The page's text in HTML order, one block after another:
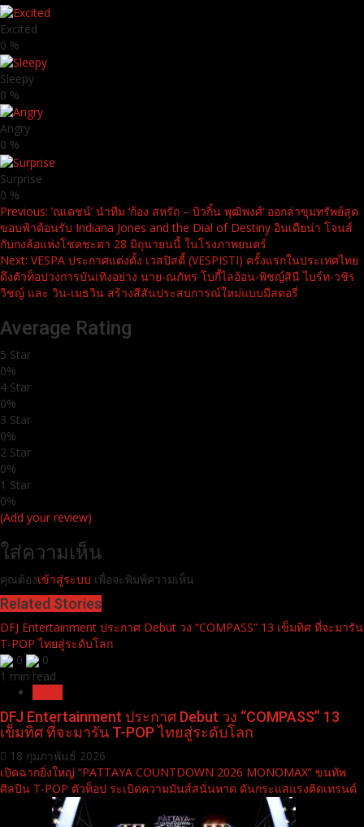
Excited
0 %
Sleepy
0 %
Angry
0 %
Surprise
0 %
Continue
Reading
Previous: ‘ณเดชน์’ นำทีม ‘ก้อง สหรัถ – บิวกิ้น พุฒิพงศ์’ ออกล่าขุมทรัพย์สุด
ขอบฟ้าต้อนรับ Indiana Jones and the Dial of Destiny อินเดียน่า โจนส์
กับกงล้อแห่งโชคชะตา 28 มิถุนายนนี้ ในโรงภาพยนตร์
Next: VESPA ประกาศแต่งตั้ง เวสปิสตี้ (VESPISTI) ครั้งแรกในประเทศไทย
ดึงตัวท็อปวงการบันเทิงอย่าง นาย-ณภัทร โบกี้ไลอ้อน-พิชญ์สินี ไบร์ท-วชิร
วิชญ์ และ วิน-เมธวิน สร้างสีสันประสบการณ์ใหม่แบบมีสตอรี่
Average Rating
5 Star
0%
4 Star
0%
3 Star
0%
2 Star
0%
1 Star
0%
(Add your review)
ใส่ความเห็น
คุณต้องเข้าสู่ระบบ เพื่อจะพิมพ์ความเห็น
Related Stories
DFJ Entertainment ประกาศ Debut วง “COMPASS” 13 เข็มทิศ ที่จะมารัน
T-POP ไทยสู่ระดับโลก
0
0
1 min read
DFJ Entertainment ประกาศ Debut วง “COMPASS” 13
เข็มทิศ ที่จะมารัน T-POP ไทยสู่ระดับโลก
18 กุมภาพันธ์ 2026
เปิดฉากยิ่งใหญ่ “PATTAYA COUNTDOWN 2026 MONOMAX” ขนทัพ
ศิลปิน T-POP ตัวท็อป ระเบิดความมันส์สนั่นหาด ดันกระแสแรงติดเทรนด์